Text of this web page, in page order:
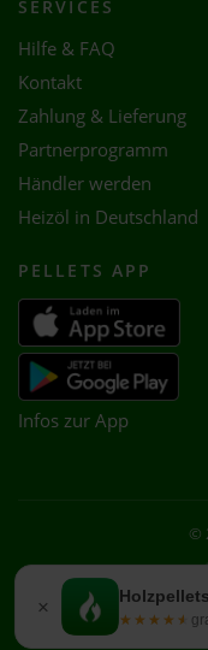
×
★★★★★
★★★★★
SERVICES
Hilfe & FAQ
Kontakt
Zahlung & Lieferung
Partnerprogramm
Händler werden
Heizöl in Deutschland
PELLETS APP
Infos zur App
©